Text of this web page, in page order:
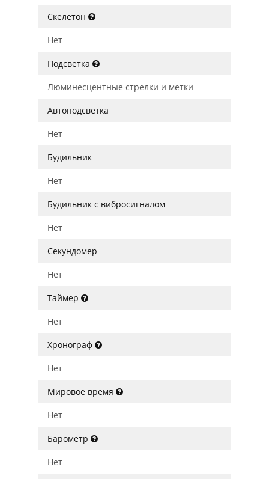
Скелетон
Нет
Подсветка
Люминесцентные стрелки и метки
Автоподсветка
Нет
Будильник
Нет
Будильник с вибросигналом
Нет
Секундомер
Нет
Таймер
Нет
Хронограф
Нет
Мировое время
Нет
Барометр
Нет